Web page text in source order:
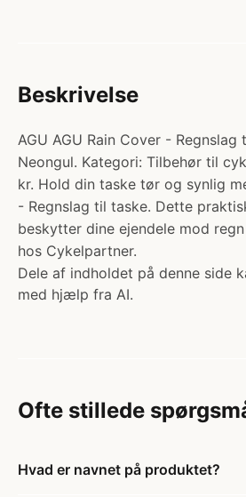
Beskrivelse
AGU AGU Rain Cover -
Neongul. Kategori: Tilbehør til
kr. Hold din taske tør og synlig
- Regnslag til taske. Dette
beskytter dine ejendele mod
hos Cykelpartner.
Dele af indholdet på denne side
med hjælp fra AI.
Ofte stillede
Hvad er navnet på produktet?